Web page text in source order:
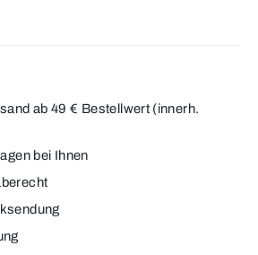
ab 49 € Bestellwert (innerh.
bei Ihnen